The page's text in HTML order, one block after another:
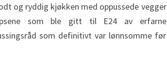
og ryddig kjøkken med oppussede vegger
som ble gitt til E24 av erfarne
som definitivt var lønnsomme før